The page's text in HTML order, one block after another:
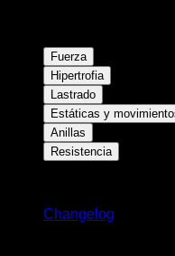
Fuerza
Hipertrofia
Lastrado
Estáticas y
Anillas
Resistencia
Changelog